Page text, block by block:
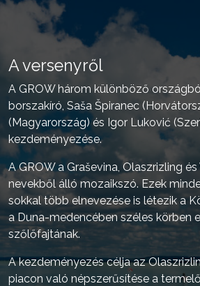
A versenyről
A GROW három különböző
borszakíró, Saša Špiranec
(Magyarország) és Igor Luković
kezdeményezése.
A GROW a Graševina, Olaszrizling
nevekből álló mozaikszó. Ezek
sokkal több elnevezése is létezik a
a Duna-medencében széles körben
szőlőfajtának.
A kezdeményezés célja az
piacon való népszerűsítése a